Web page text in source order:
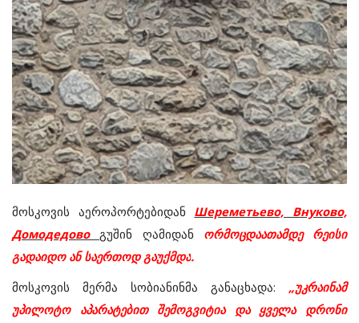
მოსკოვის აეროპორტებიდან Шереметьево, Внуково,
Домодедовоგუშინ ღამიდან ორმოცდაათამდე
რეისი
გადაიდო ან საერთოდ გაუქმდა.
მოსკოვის
მერმა სობიანინმა განაცხადა: „უკრაინამ
უპილოტო
აპარატებით შემოგვიტია და ყველა
დრონი